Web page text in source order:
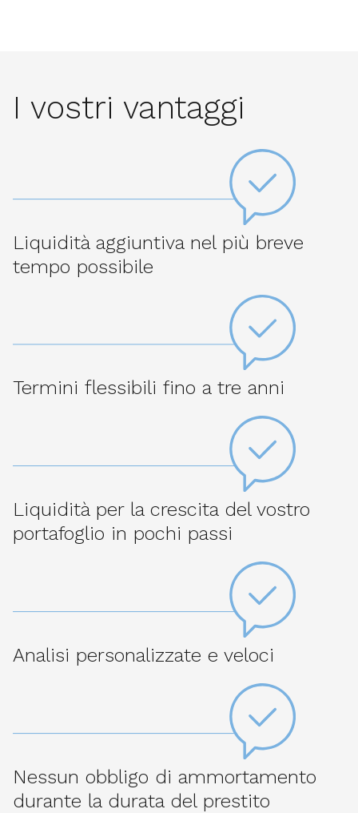
I vostri vantaggi
Liquidità aggiuntiva nel più breve
tempo possibile
Termini flessibili fino a tre anni
Liquidità per la crescita del vostro
portafoglio in pochi passi
Analisi personalizzate e veloci
Nessun obbligo di ammortamento
durante la durata del prestito